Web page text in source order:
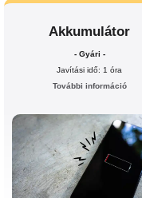
Akkumulátor
- Gyári -
Javítási idő: 1 óra
További információ